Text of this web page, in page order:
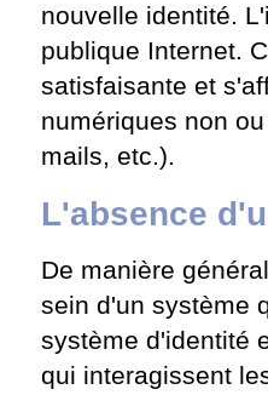
nouvelle identité.
publique Internet.
satisfaisante et
numériques non
mails, etc.).
L'absence
De manière
sein d'un système
système d'identité
qui interagissent